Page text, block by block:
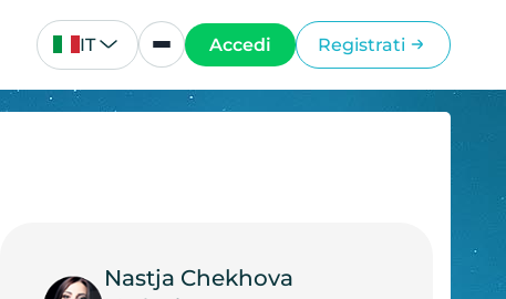
IT Accedi Registrati
Nastja Chekhova